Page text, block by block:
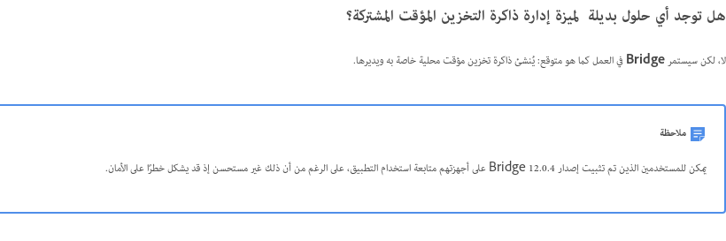
هل توجد أي حلول بديلة لميزة إدارة ذاكرة التخزين المؤقت المشتركة؟
لا، لكن سيستمرBridgeفي العمل كما هو متوقع: يُنشئ ذاكرة تخزين مؤقت محلية خاصة به ويديرها.
ملاحظة
يمكن للمستخدمين الذين تم تثبيت إصدار Bridge 12.0.4
على أجهزتهم متابعة استخدام التطبيق، على الرغم من أن ذلك غير مستحسن إذ قد يشكل خطرًا على الأمان.